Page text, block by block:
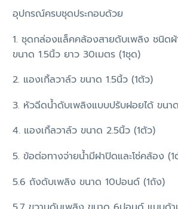
อุปกรณ์ครบชุดประกอบด้วย
1. ชุดกล่องแล็คคล้องสายดับเพลิง ชนิดผ้
ขนาด 1.5นิ้ว ยาว 30เมตร (1ชุด)
2. แองเกิ้ลวาล์ว ขนาด 1.5นิ้ว (1ตัว)
3. หัวฉีดน้ำดับเพลิงแบบปรับฝอยได้ ขนา
4. แองเกิ้ลวาล์ว ขนาด 2.5นิ้ว (1ตัว)
5. ข้อต่อทางจ่ายน้ำมีฝาปิดและโซ่คล้อง (1
5.6 ถังดับเพลิง ขนาด 10ปอนด์ (1ถัง)